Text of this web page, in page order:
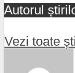
Autorul
Vezi toate